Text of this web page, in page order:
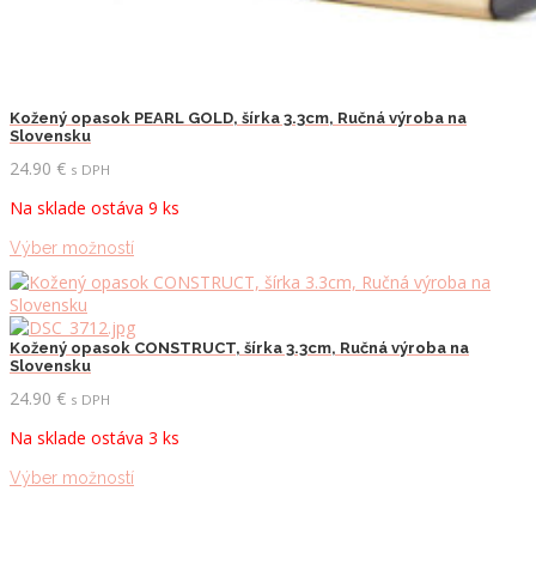
Kožený opasok PEARL GOLD, šírka 3.3cm, Ručná výroba na
Slovensku
24.90 € s DPH
Na sklade ostáva 9 ks
Výber možnostíTento
má
variantov.
Možnosti
vybrať
na
stránke
Kožený opasok CONSTRUCT, šírka 3.3cm, Ručná výroba na
Slovensku
24.90 € s DPH
Na sklade ostáva 3 ks
Výber možnostíTento